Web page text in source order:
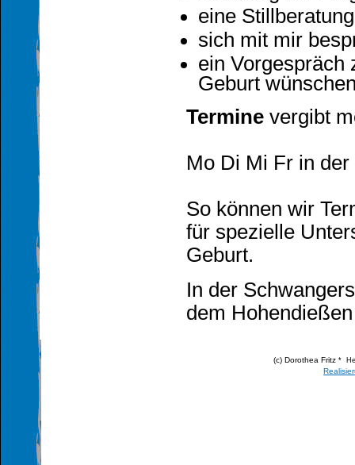
eine
sich mit mir
ein Vorgespräch
Geburt
Termine vergibt
Mo Di Mi Fr in
So können wir
für spezielle
Geburt.
In der
dem
(c) Dorothea Fritz*